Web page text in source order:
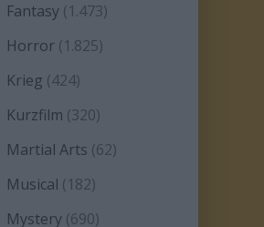
Fantasy(1.473)
Horror(1.825)
Krieg (424)
Kurzfilm (320)
Martial Arts (62)
Musical (182)
Mystery(690)